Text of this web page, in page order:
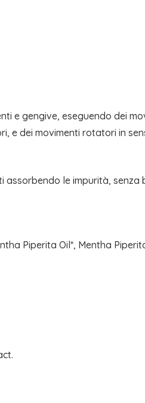
e gengive, eseguendo dei
e dei movimenti rotatori in
le impurità,
Piperita Oil*, Mentha